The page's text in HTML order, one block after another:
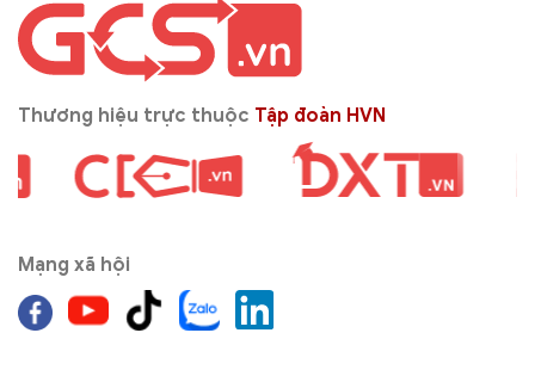
Thương hiệu trực thuộc Tập đoàn HVN
Mạng xã hội